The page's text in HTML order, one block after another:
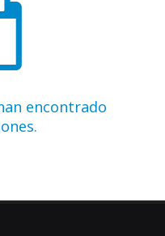
encontrado